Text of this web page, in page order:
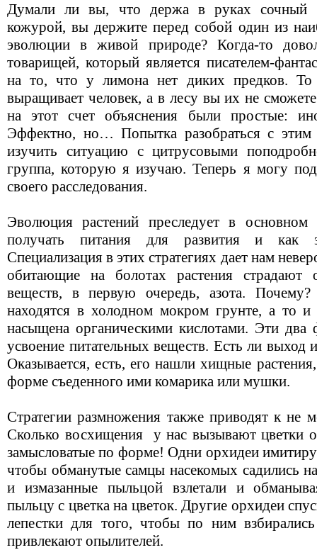
Думали ли вы, что держа в руках сочный
кожурой, вы держите перед собой один из
эволюции в живой природе? Когда-то
товарищей, который является писателем-
на то, что у лимона нет диких предков. То
выращивает человек, а в лесу вы их не
на этот счет объяснения были простые:
Эффектно, но… Попытка разобраться с этим
изучить ситуацию с цитрусовыми
группа, которую я изучаю. Теперь я могу
своего расследования.
Эволюция растений преследует в
получать питания для развития и как
Специализация в этих стратегиях дает нам
обитающие на болотах растения страдают
веществ, в первую очередь, азота.
находятся в холодном мокром грунте, а то
насыщена органическими кислотами. Эти два
усвоение питательных веществ. Есть ли выход
Оказывается, есть, его нашли хищные
форме съеденного ими комарика или мушки.
Стратегии размножения также приводят к не
Сколько восхищения
у нас вызывают цветки
замысловатые по форме! Одни орхидеи
чтобы обманутые самцы насекомых садились
и измазанные пыльцой взлетали и
пыльцу с цветка на цветок. Другие орхидеи
лепестки для того, чтобы по ним
привлекают опылителей.